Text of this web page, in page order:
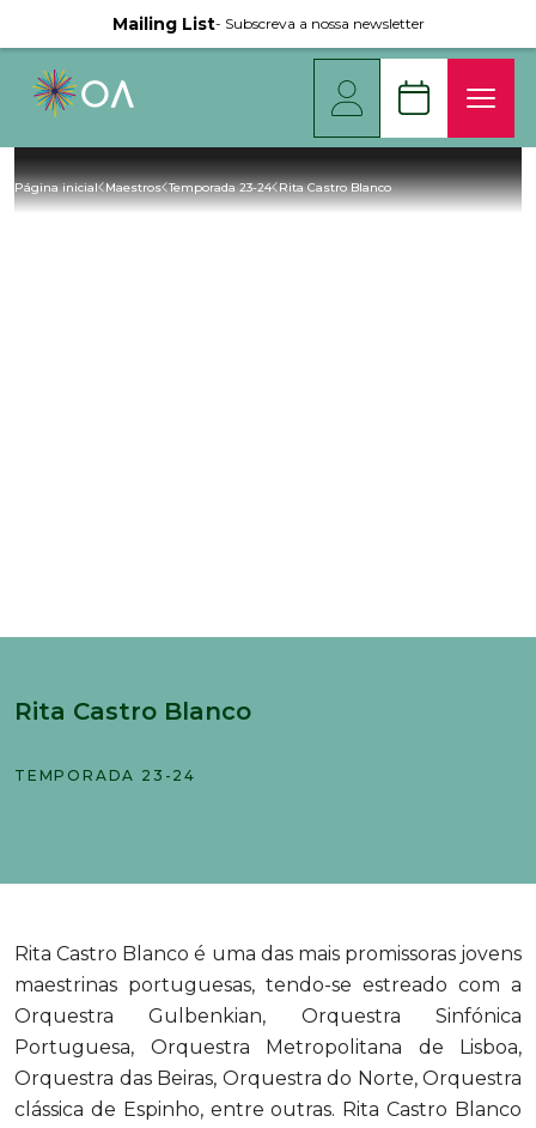
Mailing List- Subscreva a nossa newsletter
Página inicial Maestros Temporada 23-24 Rita Castro Blanco
Rita Castro Blanco
TEMPORADA 23-24
Rita Castro Blanco é uma das mais promissoras jovens
maestrinas portuguesas, tendo-se estreado com a
Orquestra Gulbenkian, Orquestra Sinfónica
Portuguesa, Orquestra Metropolitana de Lisboa,
Orquestra das Beiras, Orquestra do Norte, Orquestra
clássica de Espinho, entre outras. Rita Castro Blanco